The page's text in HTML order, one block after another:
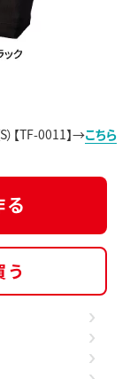
）【TF-0011】→こちら
う